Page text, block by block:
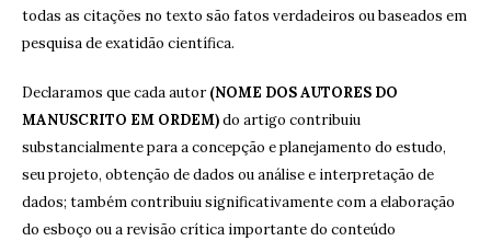
todas as citações no texto são fatos verdadeiros ou baseados em
pesquisa de exatidão científica.
Declaramos que cada autor(NOME DOS AUTORES DO
MANUSCRITO EM ORDEM)do artigo contribuiu
substancialmente para a concepção e planejamento do estudo,
seu projeto, obtenção de dados ou análise e interpretação de
dados; também contribuiu significativamente com a elaboração
do esboço ou a revisão crítica importante do conteúdo